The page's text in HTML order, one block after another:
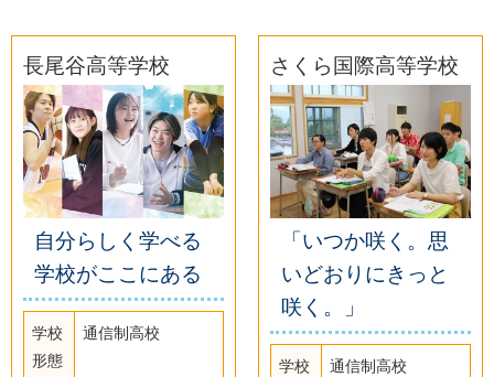
長尾谷高等学校
自分らしく学べる
学校がここにある
学校
形態
通信制高校
さくら国際高等学校
「いつか咲く。思
いどおりにきっと
咲く。」
学校
通信制高校